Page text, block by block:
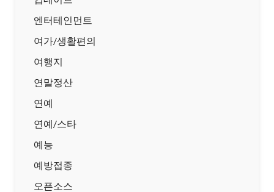
엔터테인먼트
여가/생활편의
여행지
연말정산
연예
연예/스타
예능
예방접종
오픈소스